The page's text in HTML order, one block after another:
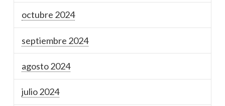
octubre 2024
septiembre 2024
agosto 2024
julio 2024